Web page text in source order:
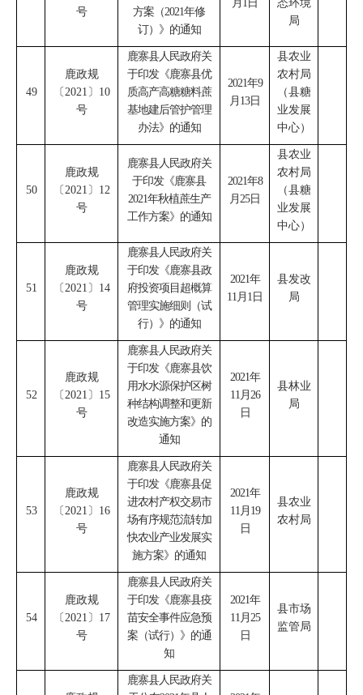
号
方案（2021年修
订）》的通知
月 1 日
态环境
局
49
鹿政规
〔 2021 〕 10
号
鹿寨县人民政府关
于印发《鹿寨县优
质高产高糖糖料蔗
基地建后管护管理
办法》的通知
2021年9
月 13日
县农业
农村局
（县糖
业发展
中心）
50
鹿政规
〔 2021 〕 12
号
鹿寨县人民政府关
于印发《鹿寨县
2021年秋植蔗生产
工作方案》的通知
2021年8
月 25日
县农业
农村局
（县糖
业发展
中心）
51
鹿政规
〔 2021 〕 14
号
鹿寨县人民政府关
于印发《鹿寨县政
府投资项目超概算
管理实施细则（试
行）》的通知
2021年
11月 1 日
县发改
局
52
鹿政规
〔 2021 〕 15
号
鹿寨县人民政府关
于印发《鹿寨县饮
用水水源保护区树
种结构调整和更新
改造实施方案》的
通知
2021年
11月 26
日
县林业
局
53
鹿政规
〔 2021 〕 16
号
鹿寨县人民政府关
于印发《鹿寨县促
进农村产权交易市
场有序规范流转加
快农业产业发展实
施方案》的通知
2021年
11月 19
日
县农业
农村局
54
鹿政规
〔 2021 〕 17
号
鹿寨县人民政府关
于印发《鹿寨县疫
苗安全事件应急预
案（试行）》的通
知
2021年
11月 25
日
县市场
监管局
鹿寨县人民政府关